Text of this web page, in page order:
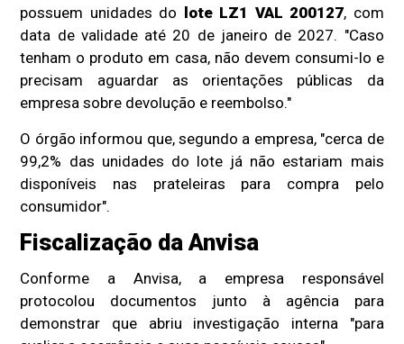
possuem unidades do lote LZ1 VAL 200127, com
data de validade até 20 de janeiro de 2027. "Caso
tenham o produto em casa, não devem consumi-lo e
precisam aguardar as orientações públicas da
empresa sobre devolução e reembolso."
O órgão informou que, segundo a empresa, "cerca de
99,2% das unidades do lote já não estariam mais
disponíveis nas prateleiras para compra pelo
consumidor".
Fiscalização da Anvisa
Conforme a Anvisa, a empresa responsável
protocolou documentos junto à agência para
demonstrar que abriu investigação interna "para